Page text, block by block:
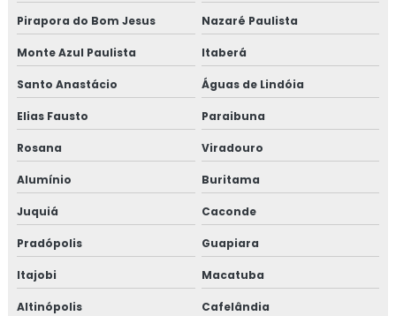
Pirapora do Bom Jesus Nazaré Paulista
Monte Azul Paulista Itaberá
Santo Anastácio Águas de Lindóia
Elias Fausto Paraibuna
Rosana Viradouro
Alumínio Buritama
Juquiá Caconde
Pradópolis Guapiara
Itajobi Macatuba
Altinópolis Cafelândia